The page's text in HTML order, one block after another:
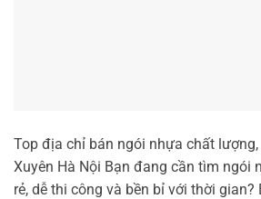
Top địa chỉ bán ngói nhựa chất
Xuyên Hà Nội Bạn đang cần tìm ngói
rẻ, dễ thi công và bền bỉ với thời gian?